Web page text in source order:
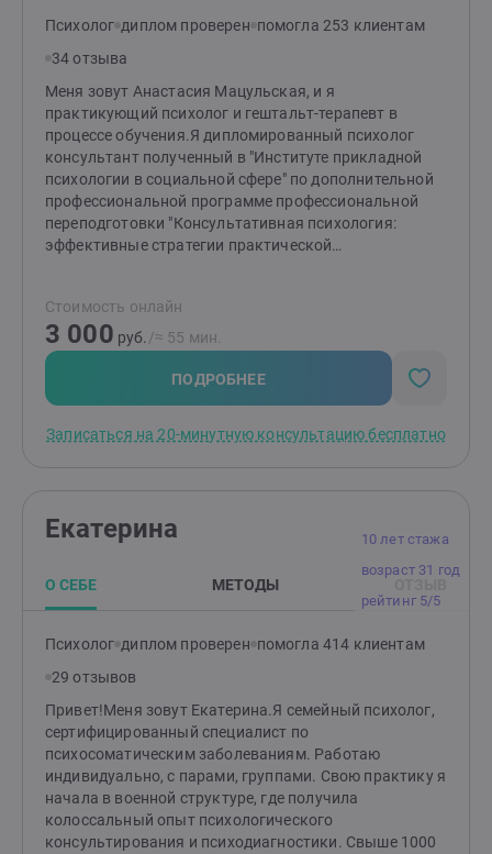
Психолог диплом проверен помогла 253 клиентам
34 отзыва
Меня зовут Анастасия Мацульская, и я
практикующий психолог и гештальт-терапевт в
процессе обучения.Я дипломированный психолог
консультант полученный в "Институте прикладной
психологии в социальной сфере" по дополнительной
профессиональной программе профессиональной
переподготовки "Консультативная психология:
эффективные стратегии практической
постоянно стремлюсь к саморазвитию и обучению в
своей профессии. поэтому получаю образование в
направлении гештальт терапии в Московском
Гештальт Институте. Моя неутолимая потребность -
любопытство и интерес к людям, их историям,
значение в познании и понимании психологических
верю, что каждый человек имеет свою уникальную
доверительное пространство для разговора и работы
с моими клиентами.Моя цель - помочь людям
благополучие.Я сопровождаю клиентов на их пути
трудностей.
Стоимость онлайн
3 000 руб. /≈ 55 мин.
ПОДРОБНЕЕ
Записаться на 20-минутную консультацию бесплатно
10 лет стажа
возраст 31 год
рейтинг 5/5
Екатерина
О СЕБЕ МЕТОДЫ
Психолог диплом проверен помогла 414 клиентам
29 отзывов
Привет!Меня зовут Екатерина.Я семейный психолог,
сертифицированный специалист по
психосоматическим заболеваниям. Работаю
индивидуально, с парами, группами. Свою практику я
начала в военной структуре, где получила
колоссальный опыт психологического
консультирования и психодиагностики. Свыше 1000